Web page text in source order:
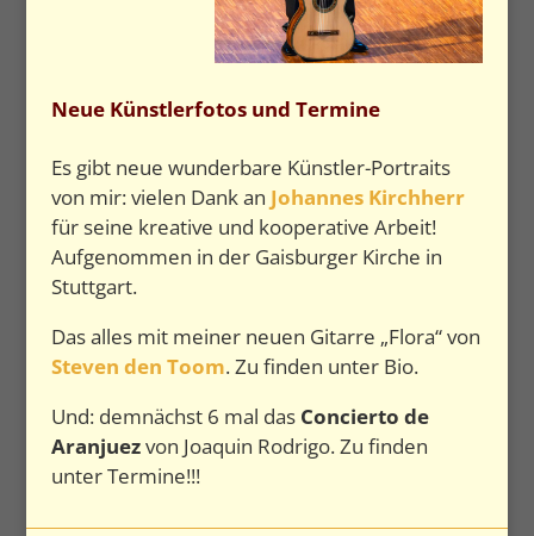
Neue Künstlerfotos und Termine
Es gibt neue wunderbare Künstler-Portraits
von mir: vielen Dank an Johannes Kirchherr
für seine kreative und kooperative Arbeit!
Aufgenommen in der Gaisburger Kirche in
Stuttgart.
Das alles mit meiner neuen Gitarre „Flora“ von
Steven den Toom. Zu finden unter Bio.
Und: demnächst 6 mal das Concierto de
Aranjuezvon Joaquin Rodrigo. Zu finden
unter Termine!!!